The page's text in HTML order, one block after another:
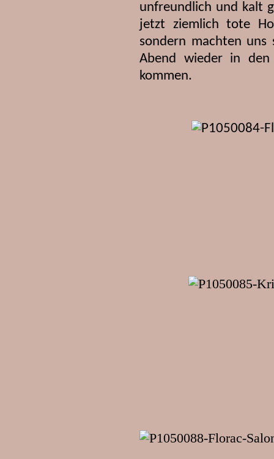
unfreundlich und kalt
jetzt ziemlich tote
sondern machten uns
Abend wieder in den
kommen.